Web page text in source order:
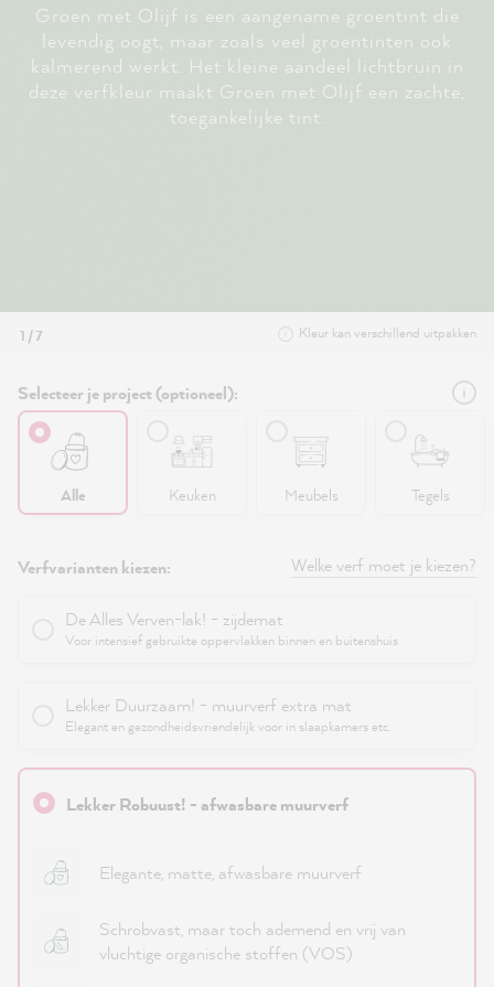
Groen met Olijf is een aangename groentint die
levendig oogt, maar zoals veel groentinten ook
kalmerend werkt. Het kleine aandeel lichtbruin in
deze verfkleur maakt Groen met Olijf een zachte,
toegankelijke tint.
1 / 7 Kleur kan verschillend uitpakken
Selecteer je project (optioneel):
Alle Keuken Meubels Tegels
Verfvarianten kiezen: Welke verf moet je kiezen?
De Alles Verven-lak! - zijdemat
Voor intensief gebruikte oppervlakken binnen en buitenshuis
Lekker Duurzaam! - muurverf extra mat
Elegant en gezondheidsvriendelijk voor in slaapkamers etc.
Lekker Robuust! - afwasbare muurverf
Elegante, matte, afwasbare muurverf
Schrobvast, maar toch ademend en vrij van
vluchtige organische stoffen (VOS)